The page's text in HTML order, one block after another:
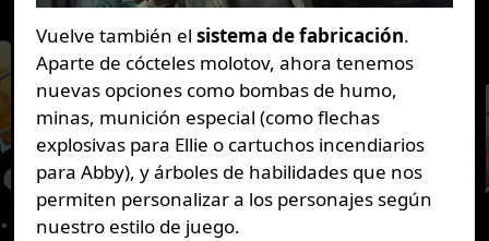
Vuelve también el sistema de fabricación.
Aparte de cócteles molotov, ahora tenemos
nuevas opciones como bombas de humo,
minas, munición especial (como flechas
explosivas para Ellie o cartuchos incendiarios
para Abby), y árboles de habilidades que nos
permiten personalizar a los personajes según
nuestro estilo de juego.